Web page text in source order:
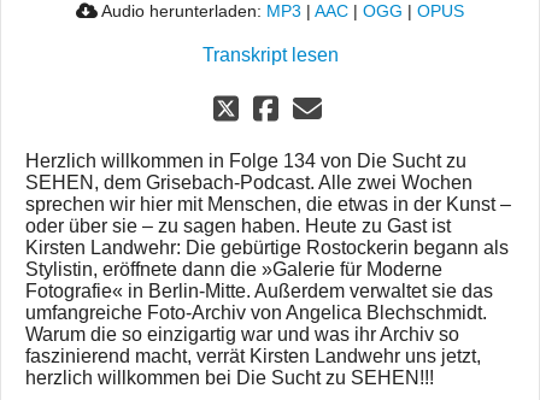
Audio herunterladen: MP3 | AAC | OGG | OPUS
Transkript lesen
Herzlich willkommen in Folge 134 von Die Sucht zu
SEHEN, dem Grisebach-Podcast. Alle zwei Wochen
sprechen wir hier mit Menschen, die etwas in der Kunst –
oder über sie – zu sagen haben. Heute zu Gast ist
Kirsten Landwehr: Die gebürtige Rostockerin begann als
Stylistin, eröffnete dann die »Galerie für Moderne
Fotografie« in Berlin-Mitte. Außerdem verwaltet sie das
umfangreiche Foto-Archiv von Angelica Blechschmidt.
Warum die so einzigartig war und was ihr Archiv so
faszinierend macht, verrät Kirsten Landwehr uns jetzt,
herzlich willkommen bei Die Sucht zu SEHEN!!!